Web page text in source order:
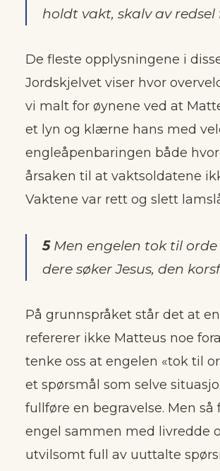
holdt vakt, skalv av
De fleste opplysningene i
Jordskjelvet viser hvor
vi malt for øynene ved at
et lyn og klærne hans med
engleåpenbaringen både
årsaken til at vaktsoldatene
Vaktene var rett og slett
5Men engelen tok til orde
dere søker Jesus, den
På grunnspråket står det at
refererer ikke Matteus noe
tenke oss at engelen «tok til
et spørsmål som selve
fullføre en begravelse. Men
engel sammen med livredde
utvilsomt full av uuttalte